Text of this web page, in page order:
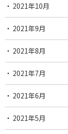
2021年10月
2021年9月
2021年8月
2021年7月
2021年6月
2021年5月